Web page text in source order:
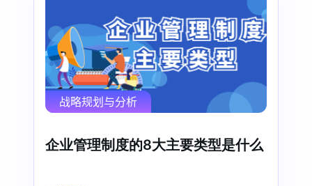
战略规划与分析
企业管理制度的8大主要类型是什么